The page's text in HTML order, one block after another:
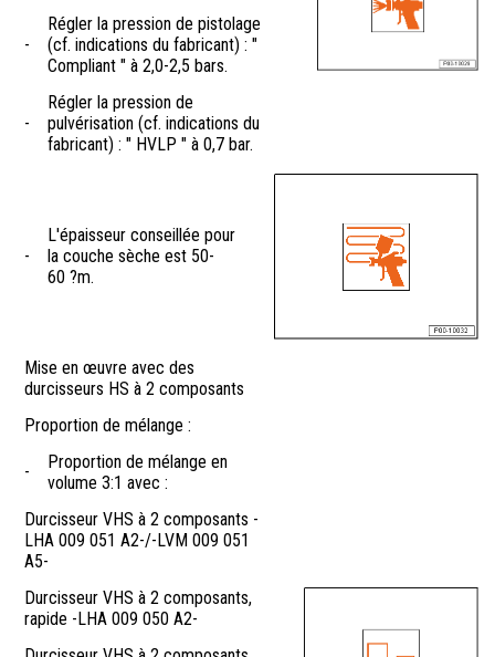
-
Régler la pression de pistolage
(cf. indications du fabricant) : "
Compliant " à 2,0-2,5 bars.
-
Régler la pression de
pulvérisation (cf. indications du
fabricant) : " HVLP " à 0,7 bar.
-
L'épaisseur conseillée pour
la couche sèche est 50-
60 ?m.
Mise en œuvre avec des
durcisseurs HS à 2 composants
Proportion de mélange :
-
Proportion de mélange en
volume 3:1 avec :
Durcisseur VHS à 2 composants -
LHA 009 051 A2-/-LVM 009 051
A5-
Durcisseur VHS à 2 composants,
rapide -LHA 009 050 A2-